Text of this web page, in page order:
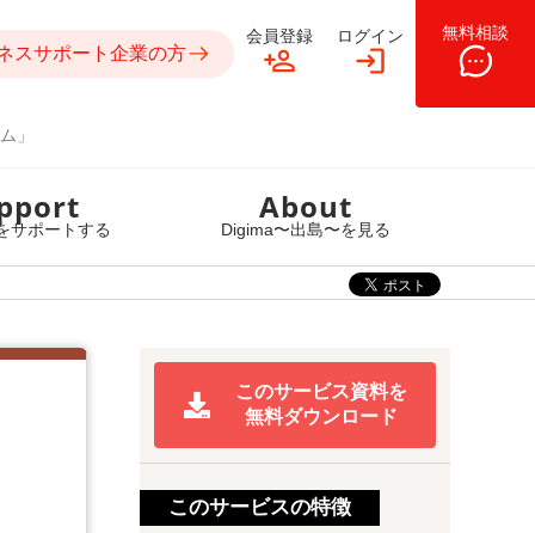
」
スサポート企業の方
会員登録 ログイン 無料相談
サポートする
About
Digima〜出島〜を見る
このサービス資料を
無料ダウンロード
このサービスの特徴